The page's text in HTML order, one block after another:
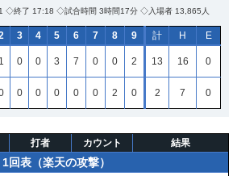
◇終了 17:18 ◇試合時間 3時間17分 ◇入場者 13,865人
3 4 5 6 7 8 9 計 H E
1 0 0 3 7 0 0 2 13 16 0
0 0 0 0 0 2 0 2 7 0
打者 カウント 結果
1回表（楽天の攻撃）